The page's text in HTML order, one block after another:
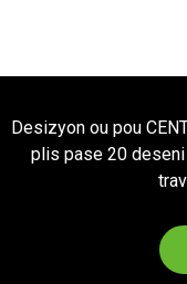
Desizyon ou pou
plis pase 20